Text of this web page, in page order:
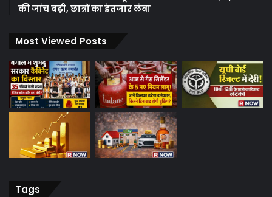
की जांच बढ़ी, छात्रों का इंतजार लंबा
Most Viewed Posts
Tags